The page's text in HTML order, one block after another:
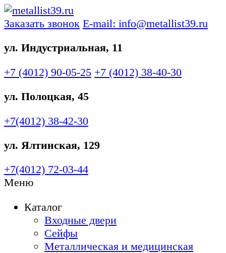
Заказать звонок E-mail: info@metallist39.ru
ул. Индустриальная, 11
+7 (4012) 90-05-25 +7 (4012) 38-40-30
ул. Полоцкая, 45
+7(4012) 38-42-30
ул. Ялтинская, 129
+7(4012) 72-03-44
Меню
Каталог
Входные двери
Сейфы
Металлическая и медицинская